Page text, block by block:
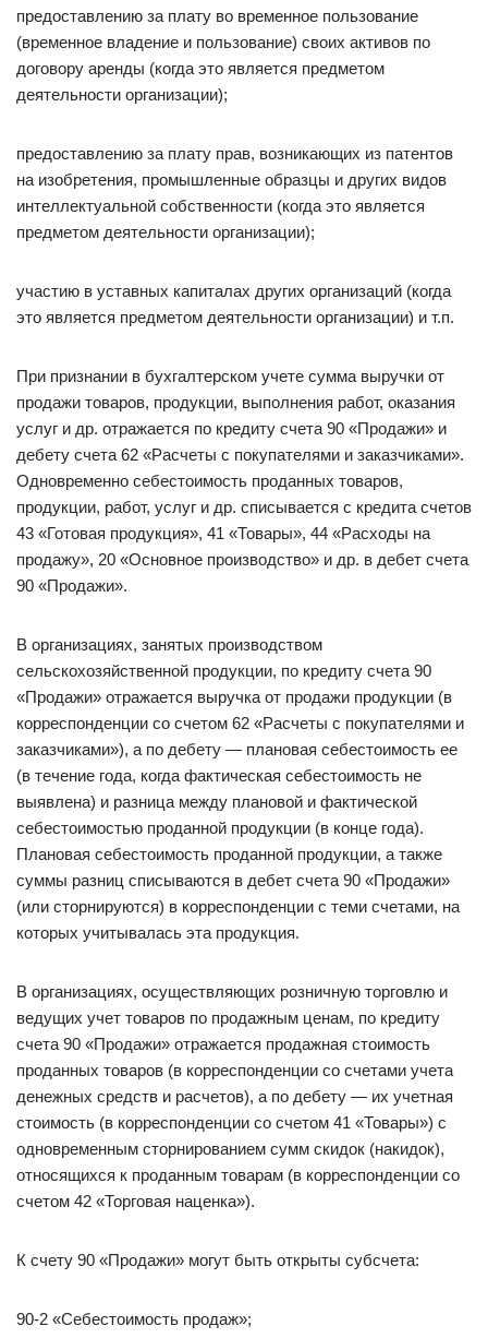
предоставлению за плату во временное пользование
(временное владение и пользование) своих активов по
договору аренды (когда это является предметом
деятельности организации);
предоставлению за плату прав, возникающих из патентов
на изобретения, промышленные образцы и других видов
интеллектуальной собственности (когда это является
предметом деятельности организации);
участию в уставных капиталах других организаций (когда
это является предметом деятельности организации) и т.п.
При признании в бухгалтерском учете сумма выручки от
продажи товаров, продукции, выполнения работ, оказания
услуг и др. отражается по кредиту счета 90 «Продажи» и
дебету счета 62 «Расчеты с покупателями и заказчиками».
Одновременно себестоимость проданных товаров,
продукции, работ, услуг и др. списывается с кредита счетов
43 «Готовая продукция», 41 «Товары», 44 «Расходы на
продажу», 20 «Основное производство» и др. в дебет счета
90 «Продажи».
В организациях, занятых производством
сельскохозяйственной продукции, по кредиту счета 90
«Продажи» отражается выручка от продажи продукции (в
корреспонденции со счетом 62 «Расчеты с покупателями и
заказчиками»), а по дебету — плановая себестоимость ее
(в течение года, когда фактическая себестоимость не
выявлена) и разница между плановой и фактической
себестоимостью проданной продукции (в конце года).
Плановая себестоимость проданной продукции, а также
суммы разниц списываются в дебет счета 90 «Продажи»
(или сторнируются) в корреспонденции с теми счетами, на
которых учитывалась эта продукция.
В организациях, осуществляющих розничную торговлю и
ведущих учет товаров по продажным ценам, по кредиту
счета 90 «Продажи» отражается продажная стоимость
проданных товаров (в корреспонденции со счетами учета
денежных средств и расчетов), а по дебету — их учетная
стоимость (в корреспонденции со счетом 41 «Товары») с
одновременным сторнированием сумм скидок (накидок),
относящихся к проданным товарам (в корреспонденции со
счетом 42 «Торговая наценка»).
К счету 90 «Продажи» могут быть открыты субсчета:
90-2 «Себестоимость продаж»;